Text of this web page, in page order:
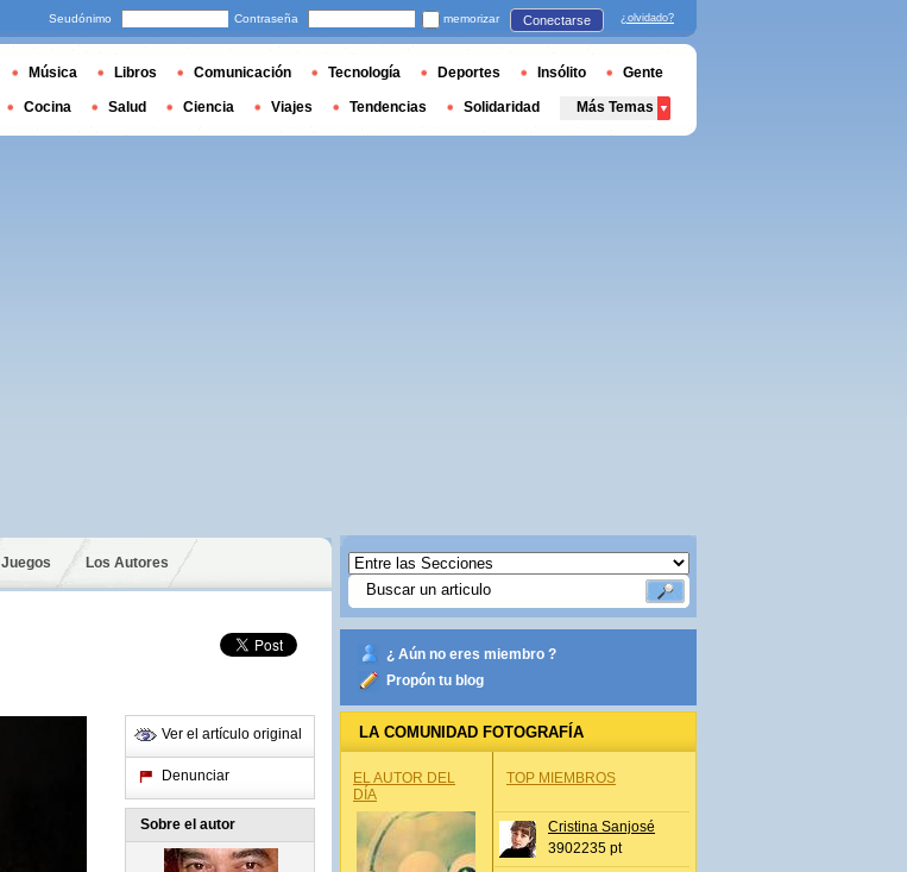
Juegos Los Autores
Ver el artículo original
Denunciar
Sobre el autor
¿ Aún no eres miembro ?
Propón tu blog
LA COMUNIDAD FOTOGRAFÍA
EL AUTOR DEL
DÍA
TOP MIEMBROS
Cristina Sanjosé
3902235 pt
Seudónimo Contraseña memorizar Conectarse ¿olvidado?
Música Libros Comunicación Tecnología Deportes Insólito Gente
Cocina Salud Ciencia Viajes Tendencias Solidaridad Más Temas